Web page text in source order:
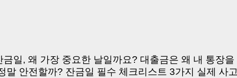
일, 왜 가장 중요한 날일까요? 대출금은 왜 내 통장을
말 안전할까? 잔금일 필수 체크리스트 3가지 실제 사고